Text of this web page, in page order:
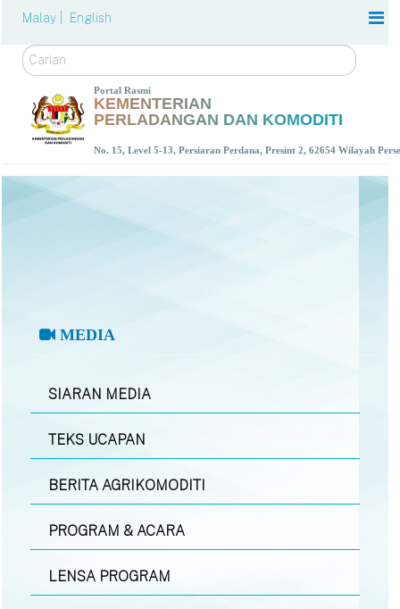
Malay | English
Carian
Portal Rasmi
KEMENTERIAN
PERLADANGAN DAN KOMODITI
No. 15, Level 5-13, Persiaran Perdana, Presint 2, 62654 Wilayah
MEDIA
SIARAN MEDIA
TEKS UCAPAN
BERITA AGRIKOMODITI
PROGRAM & ACARA
LENSA PROGRAM